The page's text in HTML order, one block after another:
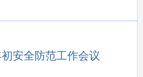
安全防范工作会议